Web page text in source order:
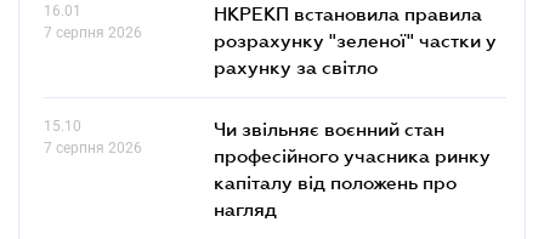
16.01
7 серпня 2026
НКРЕКП встановила правила
розрахунку "зеленої" частки у
рахунку за світло
15.10
7 серпня 2026
Чи звільняє воєнний стан
професійного учасника ринку
капіталу від положень про
нагляд